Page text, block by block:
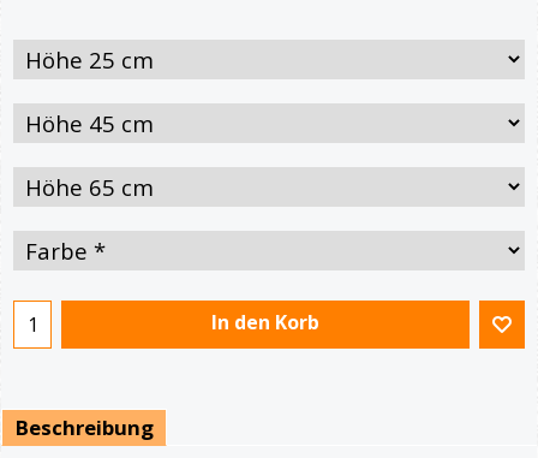
In den Korb
Beschreibung